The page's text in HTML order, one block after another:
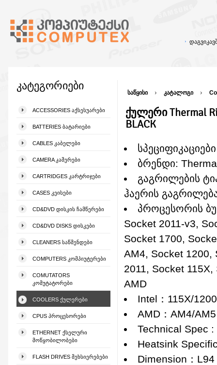
კატეგორიები
ACCESSORIES ᲐᲥᲡᲔᲡᲣᲐᲠᲔᲑᲘ
BATTERIES ᲑᲐᲢᲐᲠᲘᲔᲑᲘ
CABLES ᲙᲐᲑᲔᲚᲔᲑᲘ
CAMERA ᲙᲐᲛᲔᲠᲔᲑᲘ
CARTRIDGES ᲙᲐᲠᲢᲠᲘᲯᲔᲑᲘ
CASES ᲙᲔᲘᲡᲔᲑᲘ
CD&DVD ᲓᲘᲡᲙᲘᲡ ᲩᲐᲛᲬᲔᲠᲔᲑᲘ
CD&DVD DISKS ᲓᲘᲡᲙᲔᲑᲘ
CLEANERS ᲡᲐᲬᲛᲔᲜᲓᲔᲑᲘ
COMPUTERS ᲙᲝᲛᲞᲘᲣᲢᲔᲠᲔᲑᲘ
COMUTATORS
ᲙᲝᲛᲣᲢᲐᲢᲝᲠᲔᲑᲘ
COOLERS ᲥᲣᲚᲔᲠᲔᲑᲘ
CPUS ᲞᲠᲝᲪᲔᲡᲝᲠᲔᲑᲘ
ETHERNET ᲥᲡᲔᲚᲣᲠᲘ
ᲛᲝᲬᲧᲝᲑᲘᲚᲝᲑᲔᲑᲘ
FLASH DRIVES ᲛᲔᲮᲡᲘᲔᲠᲔᲑᲔᲑᲘ
საწყისი კატალოგი
ქულერი Thermal
BLACK
სპეციფიკაციები
ბრენდი:
გაგრილების
ჰაერის
პროცესორის
Socket 2011-v3,
Socket 1700,
AM4, Socket 1200,
2011, Socket 115X,
AMD
Intel：115X/
AMD：AM4/AM5
Technical Spec :
Heatsink
Dimension：